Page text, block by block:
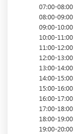
07:00-08:00
08:00-09:00
09:00-10:00
10:00-11:00
11:00-12:00
12:00-13:00
13:00-14:00
14:00-15:00
15:00-16:00
16:00-17:00
17:00-18:00
18:00-19:00
19:00-20:00